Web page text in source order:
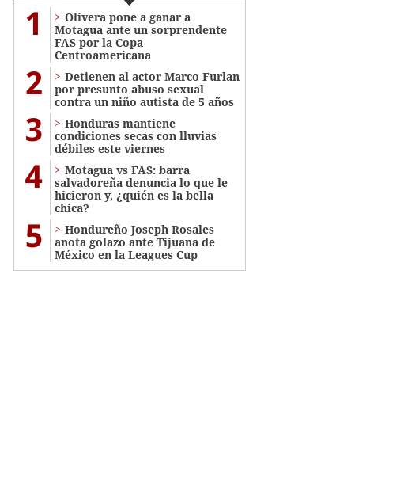
1
Olivera pone a ganar a
Motagua ante un sorprendente
FAS por la Copa
Centroamericana
2
Detienen al actor Marco Furlan
por presunto abuso sexual
contra un niño autista de 5 años
3
Honduras mantiene
condiciones secas con lluvias
débiles este viernes
4
Motagua vs FAS: barra
salvadoreña denuncia lo que le
hicieron y, ¿quién es la bella
chica?
5
Hondureño Joseph Rosales
anota golazo ante Tijuana de
México en la Leagues Cup